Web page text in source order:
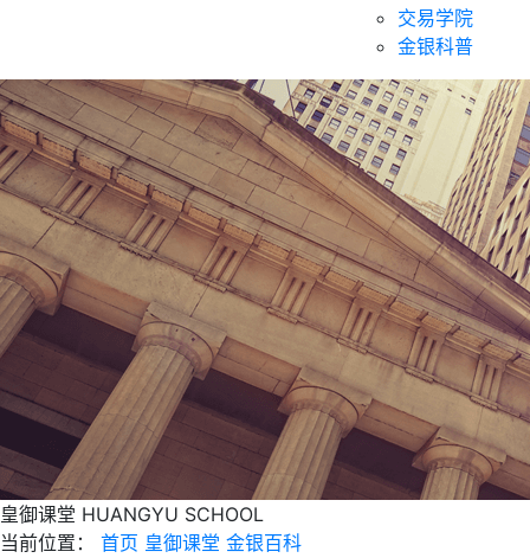
交易学院
金银科普
皇御课堂 HUANGYU SCHOOL
当前位置：
首页 皇御课堂 金银百科